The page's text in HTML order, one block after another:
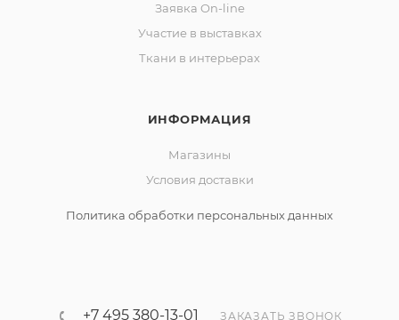
Заявка On-line
Участие в выставках
Ткани в интерьерах
ИНФОРМАЦИЯ
Магазины
Условия доставки
Политика обработки персональных данных
+7 495 380-13-01 ЗАКАЗАТЬ ЗВОНОК